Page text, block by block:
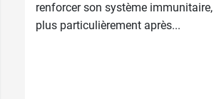
renforcer son système immunitaire,
plus particulièrement après...